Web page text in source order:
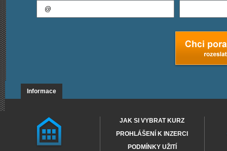
Informace
JAK SI VYBRAT KURZ
PROHLÁŠENÍ K INZERCI
PODMÍNKY UŽITÍ